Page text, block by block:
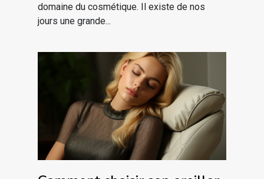
domaine du cosmétique. Il existe de nos
jours une grande...